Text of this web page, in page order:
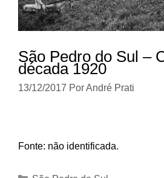
São Pedro do Sul –
década 1920
13/12/2017 PorAndré Prati
Fonte: não identificada.